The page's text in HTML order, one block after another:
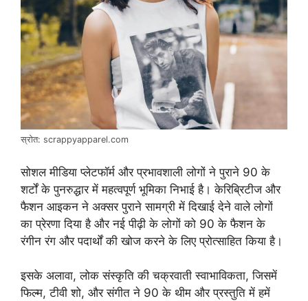
स्रोत: scrappyapparel.com
सोशल मीडिया प्लेटफॉर्म और प्रभावशाली लोगों ने पुराने 90 के
शर्टों के पुनरुद्धार में महत्वपूर्ण भूमिका निभाई है। केरिब्रिटीज और
फैशन आइकन ने अक्सर पुराने सामग्री में दिखाई देने वाले लोगों
का प्रेरणा दिया है और नई पीढ़ी के लोगों को 90 के फैशन के
रंगीन रंग और पदार्थों की खोज करने के लिए प्रोत्साहित किया है।
इसके अलावा, लोक संस्कृति की चक्रवाती स्वाभाविकता, जिसमें
फिल्म, टीवी शो, और संगीत ने 90 के थीम और प्रस्तुति में हमें